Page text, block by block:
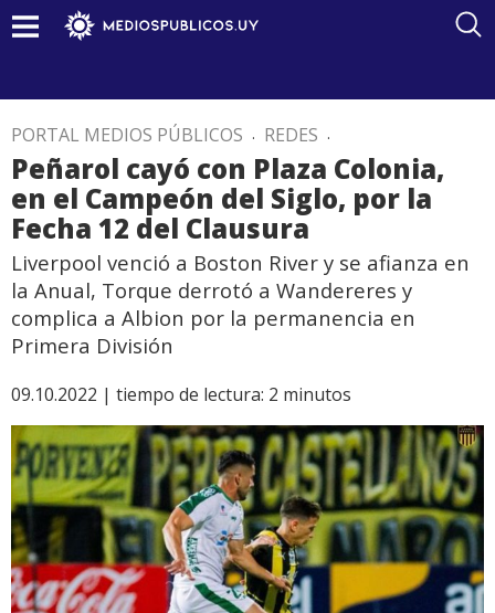
PORTAL MEDIOS PÚBLICOS . REDES .
Peñarol cayó con Plaza Colonia,
en el Campeón del Siglo, por la
Fecha 12 del Clausura
Liverpool venció a Boston River y se afianza en
la Anual, Torque derrotó a Wandereres y
complica a Albion por la permanencia en
Primera División
09.10.2022 | tiempo de lectura: 2 minutos